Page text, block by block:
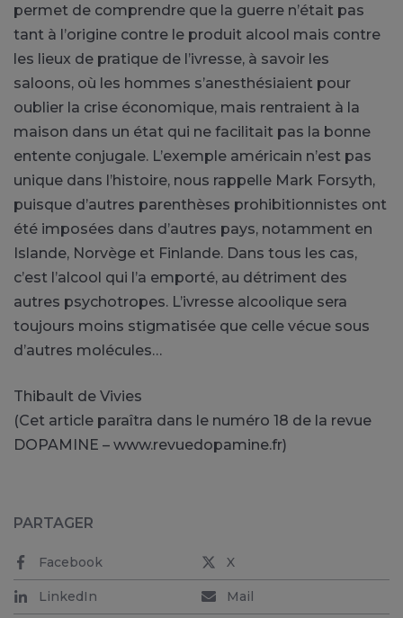
permet de comprendre que la guerre n’était pas
tant à l’origine contre le produit alcool mais contre
les lieux de pratique de l’ivresse, à savoir les
saloons, où les hommes s’anesthésiaient pour
oublier la crise économique, mais rentraient à la
maison dans un état qui ne facilitait pas la bonne
entente conjugale. L’exemple américain n’est pas
unique dans l’histoire, nous rappelle Mark Forsyth,
puisque d’autres parenthèses prohibitionnistes ont
été imposées dans d’autres pays, notamment en
Islande, Norvège et Finlande. Dans tous les cas,
c’est l’alcool qui l’a emporté, au détriment des
autres psychotropes. L’ivresse alcoolique sera
toujours moins stigmatisée que celle vécue sous
d’autres molécules…
Thibault de Vivies
(Cet article paraîtra dans le numéro 18 de la revue
DOPAMINE – www.revuedopamine.fr)
PARTAGER
Facebook X
LinkedIn Mail